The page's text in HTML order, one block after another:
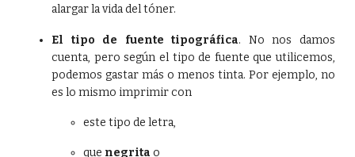
alargar la vida del tóner.
El tipo de fuente tipográfica. No nos damos
cuenta, pero según el tipo de fuente que utilicemos,
podemos gastar más o menos tinta. Por ejemplo, no
es lo mismo imprimir con
este tipo de letra,
que negrita o